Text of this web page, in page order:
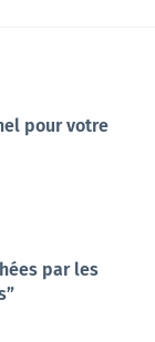
pour votre
par les